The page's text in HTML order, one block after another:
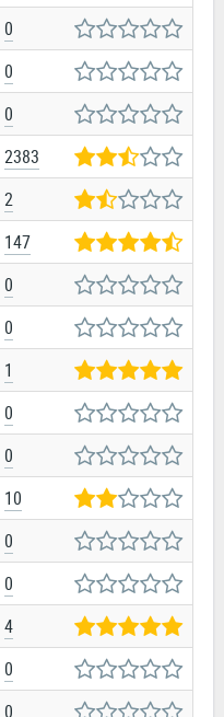
0
0
0
2383
2
147
0
0
1
0
0
10
0
0
4
0
0